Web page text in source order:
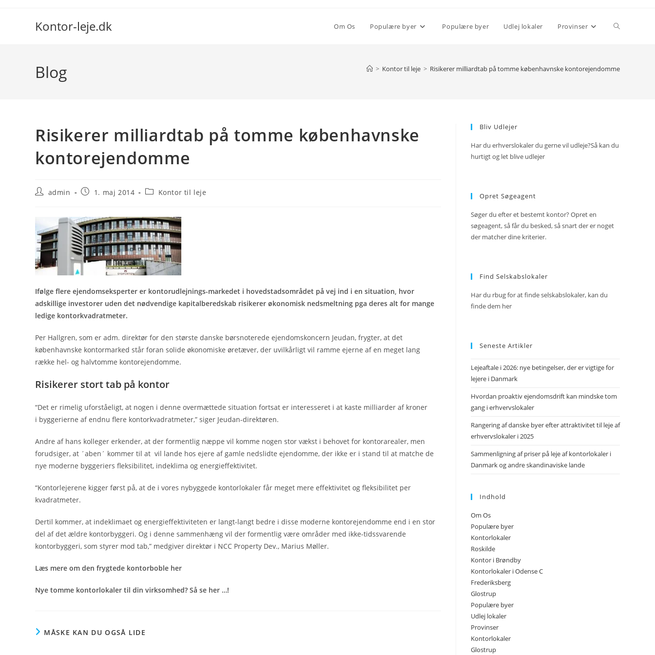
Kontor-leje.dk Om Os Populære byer Populære byer Udlej lokaler Provinser Toggle
Blog > Kontor til leje > Risikerer milliardtab på tomme københavnske kontorejendomme
Risikerer milliardtab på tomme københavnske
kontorejendomme
Postadmin
Post1. maj 2014
PostKontor til leje
Ifølge flere ejendomseksperter er kontorudlejnings-markedet i hovedstadsområdet på vej ind i en situation, hvor
adskillige investorer uden det nødvendige kapitalberedskab risikerer økonomisk nedsmeltning pga deres alt for mange
ledige kontorkvadratmeter.
Per Hallgren, som er adm. direktør for den største danske børsnoterede ejendomskoncern Jeudan, frygter, at det
københavnske kontormarked står foran solide økonomiske øretæver, der uvilkårligt vil ramme ejerne af en meget lang
række hel- og halvtomme kontorejendomme.
Risikerer stort tab på kontor
“Det er rimelig uforståeligt, at nogen i denne overmættede situation fortsat er interesseret i at kaste milliarder af kroner
i byggerierne af endnu flere kontorkvadratmeter,” siger Jeudan-direktøren.
Andre af hans kolleger erkender, at der formentlig næppe vil komme nogen stor vækst i behovet for kontorarealer, men
forudsiger, at ´aben´ kommer til at vil lande hos ejere af gamle nedslidte ejendomme, der ikke er i stand til at matche de
nye moderne byggeriers fleksibilitet, indeklima og energieffektivitet.
“Kontorlejerene kigger først på, at de i vores nybyggede kontorlokaler får meget mere effektivitet og fleksibilitet per
kvadratmeter.
Dertil kommer, at indeklimaet og energieffektiviteten er langt-langt bedre i disse moderne kontorejendomme end i en stor
del af det ældre kontorbyggeri. Og i denne sammenhæng vil der formentlig være områder med ikke-tidssvarende
kontorbyggeri, som styrer mod tab,” medgiver direktør i NCC Property Dev., Marius Møller.
Læs mere om den frygtede kontorboble her
Nye tomme kontorlokaler til din virksomhed? Så se her …!
MÅSKE KAN DU OGSÅ LIDE
Bliv Udlejer
Har du erhverslokaler du gerne vil udleje?Så kan du
hurtigt og let blive udlejer
Opret Søgeagent
Søger du efter et bestemt kontor? Opret en
søgeagent, så får du besked, så snart der er noget
der matcher dine kriterier.
Find Selskabslokaler
Har du rbug for at finde selskabslokaler, kan du
finde dem her
Seneste Artikler
Lejeaftale i 2026: nye betingelser, der er vigtige for
lejere i Danmark
Hvordan proaktiv ejendomsdrift kan mindske tom
gang i erhvervslokaler
Rangering af danske byer efter attraktivitet til leje af
erhvervslokaler i 2025
Sammenligning af priser på leje af kontorlokaler i
Danmark og andre skandinaviske lande
Indhold
Om Os
Populære byer
Kontorlokaler
Roskilde
Kontor i Brøndby
Kontorlokaler i Odense C
Frederiksberg
Glostrup
Populære byer
Udlej lokaler
Provinser
Kontorlokaler
Glostrup